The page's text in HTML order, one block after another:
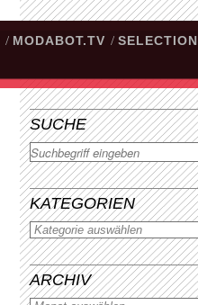
/ MODABOT.TV / SELECTION
SUCHE
Suchen
KATEGORIEN
ARCHIV